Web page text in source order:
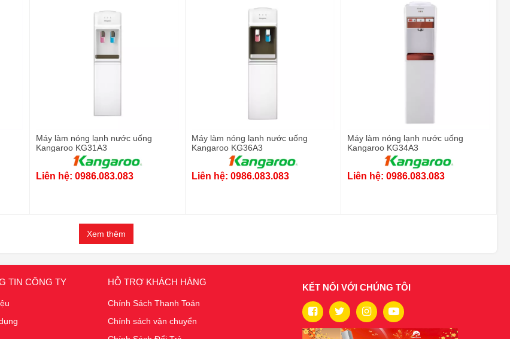
Máy làm nóng lạnh nước uống
Kangaroo KG31A3
Liên hệ: 0986.083.083
Máy làm nóng lạnh nước uống
Kangaroo KG36A3
Liên hệ: 0986.083.083
Máy làm nóng lạnh nước uống
Kangaroo KG34A3
Liên hệ: 0986.083.083
Xem thêm
TIN CÔNG TY HỖ TRỢ KHÁCH HÀNG
Chính Sách Thanh Toán
Chính sách vận chuyển
KẾT NỐI VỚI CHÚNG TÔI